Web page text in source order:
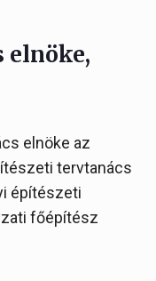
elnöke,
elnöke az
tervtanács
építészeti
főépítész